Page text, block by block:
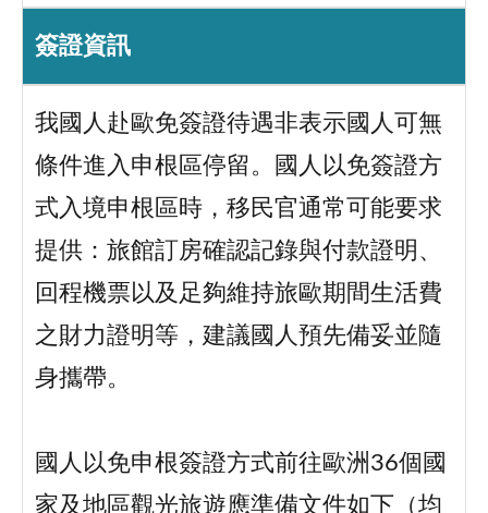
簽證資訊
我國人赴歐免簽證待遇非表示國人可無
條件進入申根區停留。國人以免簽證方
式入境申根區時，移民官通常可能要求
提供：旅館訂房確認記錄與付款證明、
回程機票以及足夠維持旅歐期間生活費
之財力證明等，建議國人預先備妥並隨
身攜帶。
國人以免申根簽證方式前往歐洲36個國
家及地區觀光旅遊應準備文件如下（均